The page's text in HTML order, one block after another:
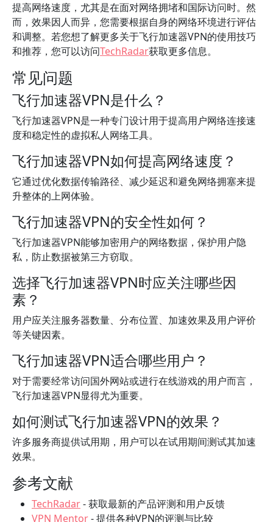
提高网络速度，尤其是在面对网络拥堵和国际访问时。然
而，效果因人而异，您需要根据自身的网络环境进行评估
和调整。若您想了解更多关于飞行加速器VPN的使用技巧
和推荐，您可以访问TechRadar获取更多信息。
常见问题
飞行加速器VPN是什么？
飞行加速器VPN是一种专门设计用于提高用户网络连接速
度和稳定性的虚拟私人网络工具。
飞行加速器VPN如何提高网络速度？
它通过优化数据传输路径、减少延迟和避免网络拥塞来提
升整体的上网体验。
飞行加速器VPN的安全性如何？
飞行加速器VPN能够加密用户的网络数据，保护用户隐
私，防止数据被第三方窃取。
选择飞行加速器VPN时应关注哪些因
素？
用户应关注服务器数量、分布位置、加速效果及用户评价
等关键因素。
飞行加速器VPN适合哪些用户？
对于需要经常访问国外网站或进行在线游戏的用户而言，
飞行加速器VPN显得尤为重要。
如何测试飞行加速器VPN的效果？
许多服务商提供试用期，用户可以在试用期间测试其加速
效果。
参考文献
TechRadar- 获取最新的产品评测和用户反馈
VPN Mentor- 提供各种VPN的评测与比较